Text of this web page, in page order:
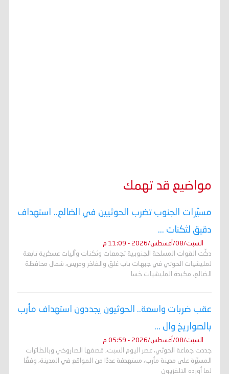
مواضيع قد تهمك
مسيّرات الجنوب تضرب الحوثيين في الضالع.. استهداف
دقيق لثكنات ...
السبت/08/أغسطس/2026 - 11:09 م
دكّت القوات المسلحة الجنوبية تجمعات وثكنات وآليات عسكرية تابعة
لمليشيات الحوثي في جبهات باب غلق والفاخر ومريس، شمال محافظة
الضالع، مكبدة المليشيات خسا
عقب ضربات واسعة.. الحوثيون يجددون استهداف مأرب
بالصواريخ وال ...
السبت/08/أغسطس/2026 - 05:59 م
جددت جماعة الحوثي، عصر اليوم السبت، قصفها الصاروخي وبالطائرات
المسيّرة على مدينة مأرب، مستهدفة عددًا من المواقع في المدينة، وفقًا
لما أورده التلفزيون